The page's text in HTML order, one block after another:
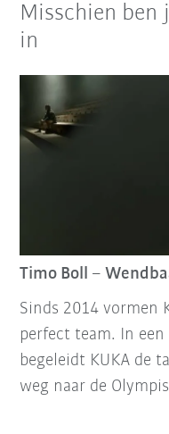
Misschien ben
in
Timo Boll –
Sinds 2014 vormen
perfect team. In
begeleidt KUKA de
weg naar de